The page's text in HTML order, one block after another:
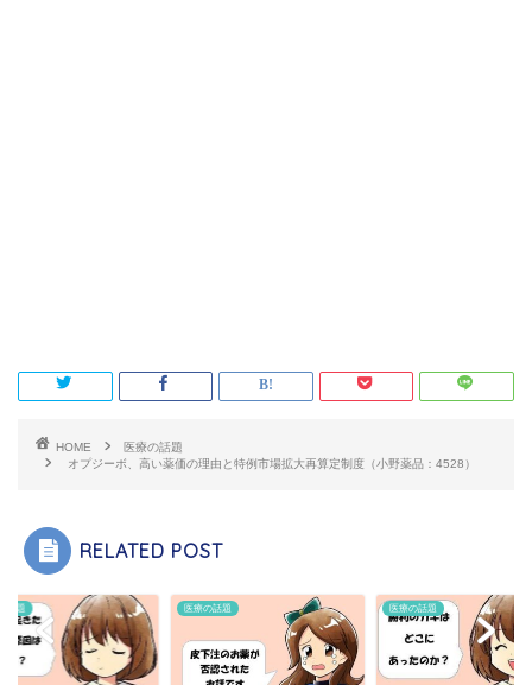
HOME
医療の話題
オプジーボ、高い薬価の理由と特例市場拡大再算定制度（小野薬品：4528）
RELATED POST
話題 医療の話題 医療の話題